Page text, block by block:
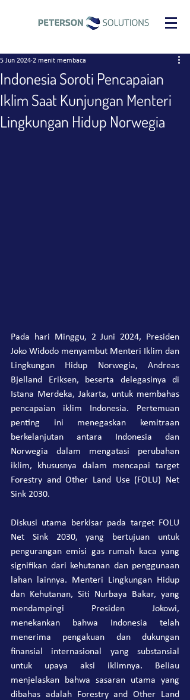
Indonesia Soroti Pencapaian
Iklim Saat Kunjungan Menteri
Lingkungan Hidup Norwegia
5 Jun 2024 2 menit membaca
Pada hari Minggu, 2 Juni 2024, Presiden
Joko Widodo menyambut Menteri Iklim dan
Lingkungan Hidup Norwegia, Andreas
Bjelland Eriksen, beserta delegasinya di
Istana Merdeka, Jakarta, untuk membahas
pencapaian iklim Indonesia. Pertemuan
penting ini menegaskan kemitraan
berkelanjutan antara Indonesia dan
Norwegia dalam mengatasi perubahan
iklim, khususnya dalam mencapai target
Forestry and Other Land Use (FOLU) Net
Sink 2030.
Diskusi utama berkisar pada target FOLU
Net Sink 2030, yang bertujuan untuk
pengurangan emisi gas rumah kaca yang
signifikan dari kehutanan dan penggunaan
lahan lainnya. Menteri Lingkungan Hidup
dan Kehutanan, Siti Nurbaya Bakar, yang
mendampingi Presiden Jokowi,
menekankan bahwa Indonesia telah
menerima pengakuan dan dukungan
finansial internasional yang substansial
untuk upaya aksi iklimnya. Beliau
menjelaskan bahwa sasaran utama yang
dibahas adalah Forestry and Other Land